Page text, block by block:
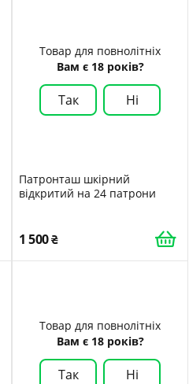
Товар для повнолітніх
Вам є 18 років?
Так Ні
Патронташ шкірний
відкритий на 24 патрони
1 500
Товар для повнолітніх
Вам є 18 років?
Так Ні